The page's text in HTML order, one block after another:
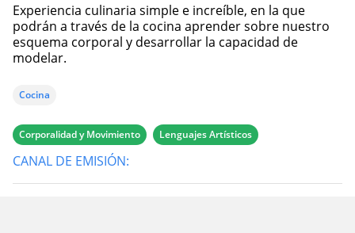
Experiencia culinaria simple e increíble, en la que
podrán a través de la cocina aprender sobre nuestro
esquema corporal y desarrollar la capacidad de
modelar.
Cocina
Corporalidad y Movimiento Lenguajes Artísticos
CANAL DE EMISIÓN: